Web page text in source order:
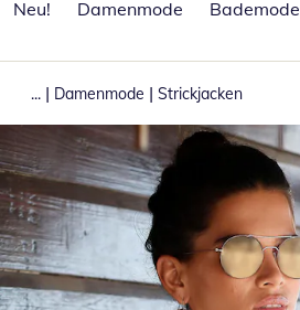
Neu!
Damenmode Bademode
... | Damenmode | Strickjacken